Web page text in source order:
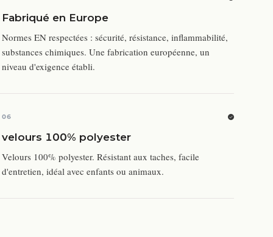
Fabriqué en Europe
Normes EN respectées : sécurité, résistance, inflammabilité,
substances chimiques. Une fabrication européenne, un
niveau d'exigence établi.
06
velours 100% polyester
Velours 100% polyester. Résistant aux taches, facile
d'entretien, idéal avec enfants ou animaux.